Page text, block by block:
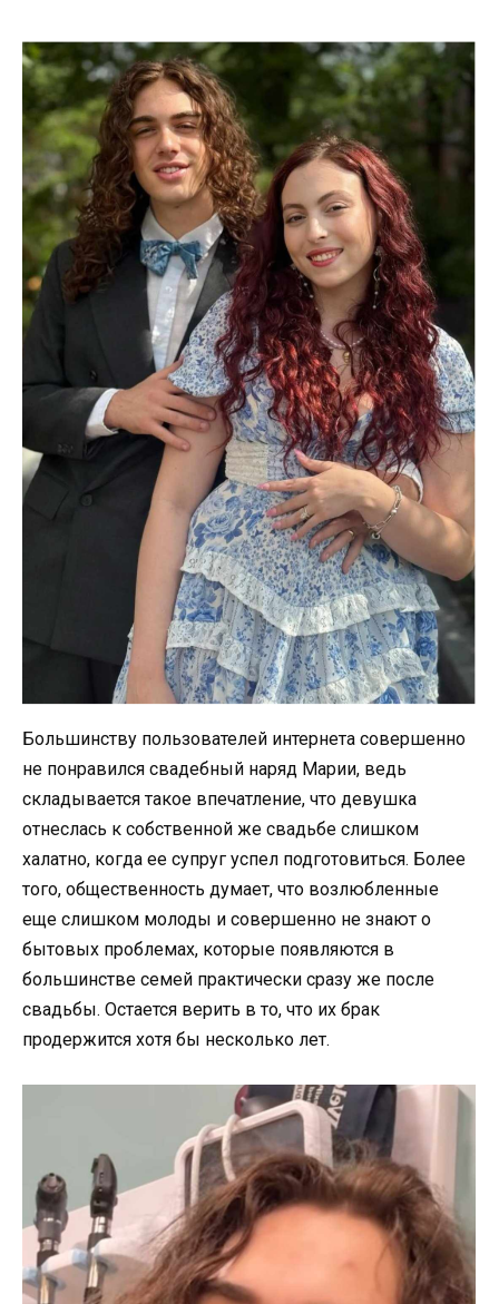
Большинству пользователей интернета совершенно
не понравился свадебный наряд Марии, ведь
складывается такое впечатление, что девушка
отнеслась к собственной же свадьбе слишком
халатно, когда ее супруг успел подготовиться. Более
того, общественность думает, что возлюбленные
еще слишком молоды и совершенно не знают о
бытовых проблемах, которые появляются в
большинстве семей практически сразу же после
свадьбы. Остается верить в то, что их брак
продержится хотя бы несколько лет.